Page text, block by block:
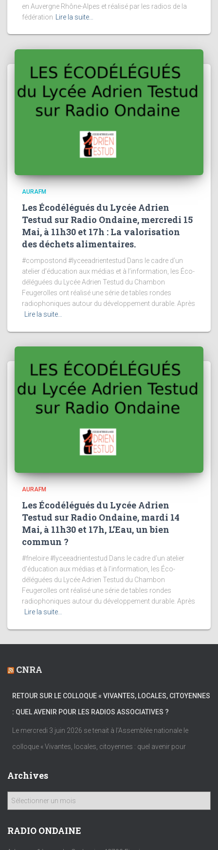
en Auvergne Rhône-Alpes et réalisé par les radios de la
fédération
Lire la suite…
AURAFM
Les Écodélégués du Lycée Adrien
Testud sur Radio Ondaine, mercredi 15
Mai, à 11h30 et 17h : La valorisation
des déchets alimentaires.
#compostond #lyceeadrientestud Dans le cadre d’un
atelier d’éducation aux médias et à l’information, les Éco-
déléguées du Lycée Adrien Testud du Chambon
Feugerolles ont réalisé une série de tables rondes
radiophoniques autour du développement durable. Après
Lire la suite…
AURAFM
Les Écodélégués du Lycée Adrien
Testud sur Radio Ondaine, mardi 14
Mai, à 11h30 et 17h, L’Eau, un bien
commun ?
#fneloire #lyceeadrientestud Dans le cadre d’un atelier
d’éducation aux médias et à l’information, les Éco-
déléguées du Lycée Adrien Testud du Chambon
Feugerolles ont réalisé une série de tables rondes
radiophoniques autour du développement durable. Après
Lire la suite…
CNRA
RETOUR SUR LE COLLOQUE « VIVANTES, LOCALES, CITOYENNES
: QUEL AVENIR POUR LES RADIOS ASSOCIATIVES ?
Le mercredi 3 juin 2026 se tenait à l’Assemblée nationale le
colloque « Vivantes, locales, citoyennes : quel avenir pour
Archives
h
RADIO ONDAINE